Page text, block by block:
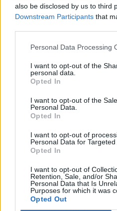
also be disclosed by us to third
Downstream Participants that
Personal Data Processing
I want to opt-out of the
personal data.
Opted In
I want to opt-out of the
Personal Data.
Opted In
I want to opt-out of
Personal Data for Targeted
Opted In
I want to opt-out of
Retention, Sale, and/or
Personal Data that Is
Purposes for which it was
Opted Out
Tassa di successione,
modifiche
ASSOCIAZIONE
Merlino il
sessione giornalismo
05/10/2006
Negli ultimi 3 anni la
tributaria è cresciuta
Nuovo salasso in arrivo